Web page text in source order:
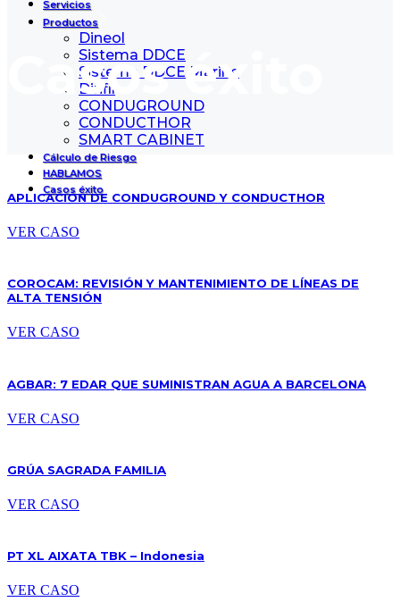
Servicios
Productos
Dineol
Sistema DDCE
Sistema DDCE Marine
Dinfil
CONDUGROUND
CONDUCTHOR
SMART CABINET
Cálculo de Riesgo
HABLAMOS
Casos éxito
Casos éxito
APLICACIÓN DE CONDUGROUND Y CONDUCTHOR
VER CASO
COROCAM: REVISIÓN Y MANTENIMIENTO DE LÍNEAS DE
ALTA TENSIÓN
VER CASO
AGBAR: 7 EDAR QUE SUMINISTRAN AGUA A BARCELONA
VER CASO
GRÚA SAGRADA FAMILIA
VER CASO
PT XL AIXATA TBK – Indonesia
VER CASO